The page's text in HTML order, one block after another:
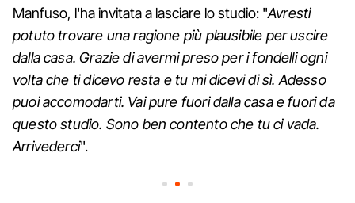
Manfuso, l'ha invitata a lasciare lo studio: "Avresti
potuto trovare una ragione più plausibile per uscire
dalla casa. Grazie di avermi preso per i fondelli ogni
volta che ti dicevo resta e tu mi dicevi di sì. Adesso
puoi accomodarti. Vai pure fuori dalla casa e fuori da
questo studio. Sono ben contento che tu ci vada.
Arrivederci".